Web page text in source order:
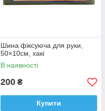
Шина фіксуюча для руки,
50×10см, хакі
В наявності
200 ₴
Купити